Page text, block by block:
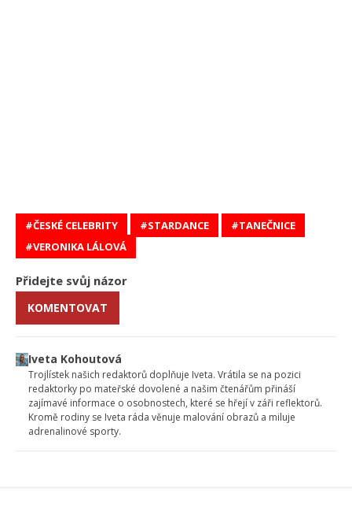
ČESKÉ CELEBRITY STARDANCE
TANEČNICE
VERONIKA LÁLOVÁ
Přidejte svůj názor
KOMENTOVAT
Iveta Kohoutová
Trojlístek našich redaktorů doplňuje Iveta. Vrátila se na pozici
redaktorky po mateřské dovolené a našim čtenářům přináší
zajímavé informace o osobnostech, které se hřejí v záři reflektorů.
Kromě rodiny se Iveta ráda věnuje malování obrazů a miluje
adrenalinové sporty.